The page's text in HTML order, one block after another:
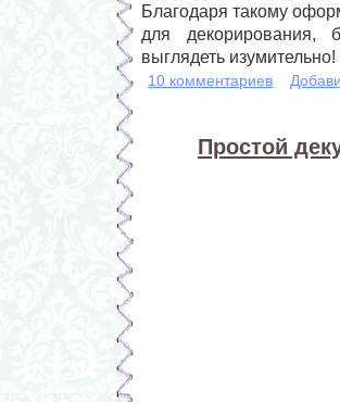
Благодаря такому
для декорирования,
выглядеть изумительно!
10 комментариев
Простой